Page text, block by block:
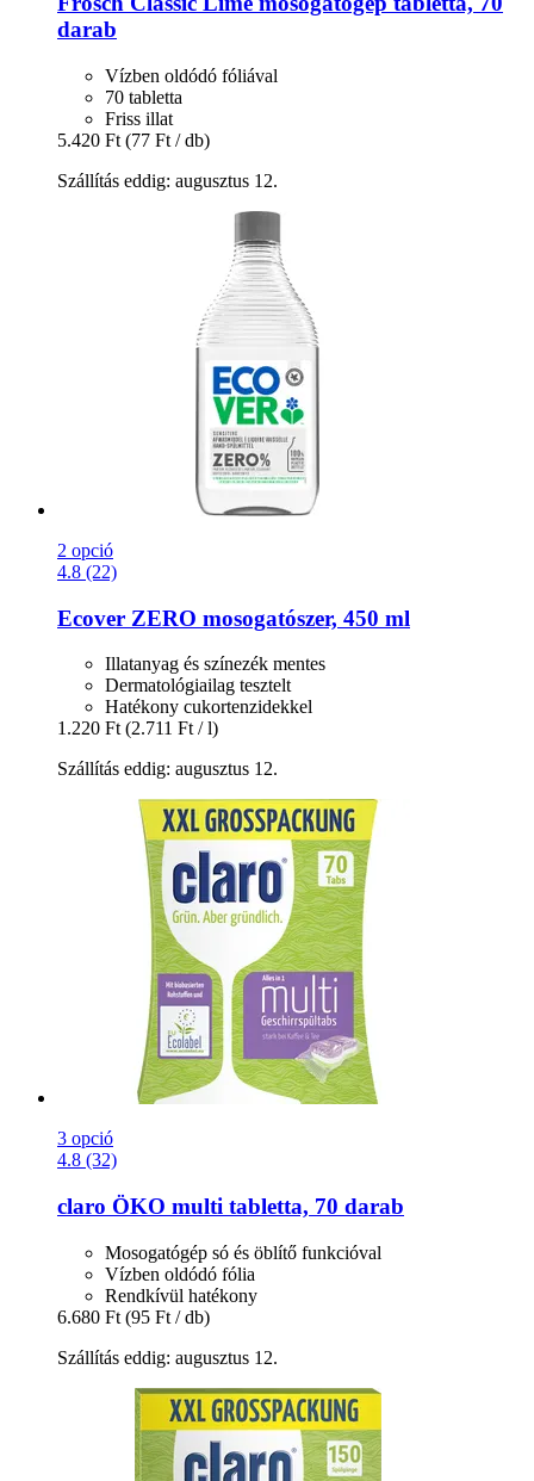
darab
Vízben oldódó fóliával
70 tabletta
Friss illat
5.420 Ft (77 Ft / db)
Szállítás eddig: augusztus 12.
2 opció
4.8 (22)
Ecover ZERO mosogatószer, 450 ml
Illatanyag és színezék mentes
Dermatológiailag tesztelt
Hatékony cukortenzidekkel
1.220 Ft (2.711 Ft / l)
Szállítás eddig: augusztus 12.
3 opció
4.8 (32)
claro ÖKO multi tabletta, 70 darab
Mosogatógép só és öblítő funkcióval
Vízben oldódó fólia
Rendkívül hatékony
6.680 Ft (95 Ft / db)
Szállítás eddig: augusztus 12.